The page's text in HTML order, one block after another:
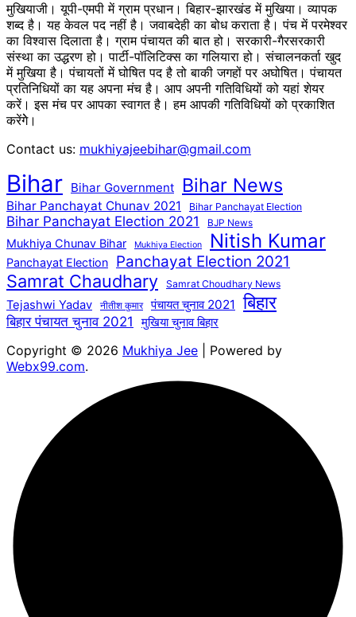
मुखियाजी। यूपी-एमपी में ग्राम प्रधान। बिहार-झारखंड में मुखिया। व्यापक
शब्द है। यह केवल पद नहीं है। जवाबदेही का बोध कराता है। पंच में परमेश्वर
का विश्वास दिलाता है। ग्राम पंचायत की बात हो। सरकारी-गैरसरकारी
संस्था का उद्धरण हो। पार्टी-पॉलिटिक्स का गलियारा हो। संचालनकर्ता खुद
में मुखिया है। पंचायतों में घोषित पद है तो बाकी जगहों पर अघोषित। पंचायत
प्रतिनिधियों का यह अपना मंच है। आप अपनी गतिविधियों को यहां शेयर
करें। इस मंच पर आपका स्वागत है। हम आपकी गतिविधियों को प्रकाशित
करेंगेे।
Contact us: mukhiyajeebihar@gmail.com
Bihar Bihar Government Bihar News
Bihar Panchayat Chunav 2021 Bihar Panchayat Election
Bihar Panchayat Election 2021 BJP News
Mukhiya Chunav Bihar Mukhiya Election Nitish Kumar
Panchayat Election Panchayat Election 2021
Samrat Chaudhary Samrat Choudhary News
Tejashwi Yadav नीतीश कुमार पंचायत चुनाव 2021 बिहार
बिहार पंचायत चुनाव 2021 मुखिया चुनाव बिहार
Copyright © 2026 Mukhiya Jee | Powered by
Webx99.com.